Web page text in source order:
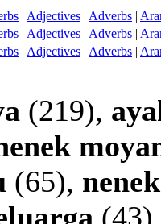
| Adjectives | Adverbs |
| Adjectives | Adverbs |
| Adjectives | Adverbs |
(219),
(65), nenek